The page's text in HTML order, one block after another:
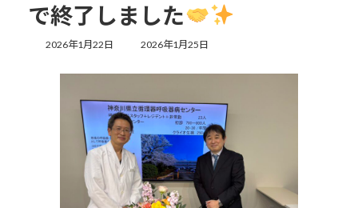
で終了しました
2026年1月22日
最
更
日
時
2026年1月25日